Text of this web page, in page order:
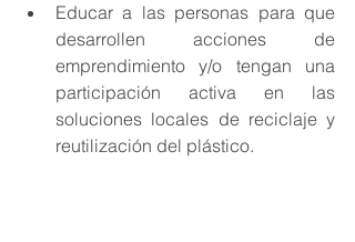
Educar a las personas para que
desarrollen acciones de
emprendimiento y/o tengan una
participación activa en las
soluciones locales de reciclaje y
reutilización del plástico.